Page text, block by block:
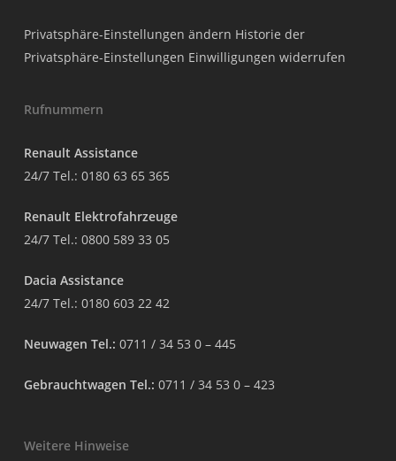
Privatsphäre-Einstellungen ändern Historie der
Privatsphäre-Einstellungen Einwilligungen widerrufen
Rufnummern
Renault Assistance
24/7 Tel.: 0180 63 65 365
Renault Elektrofahrzeuge
24/7 Tel.: 0800 589 33 05
Dacia Assistance
24/7 Tel.: 0180 603 22 42
Neuwagen Tel.: 0711 / 34 53 0 – 445
Gebrauchtwagen Tel.: 0711 / 34 53 0 – 423
Weitere Hinweise